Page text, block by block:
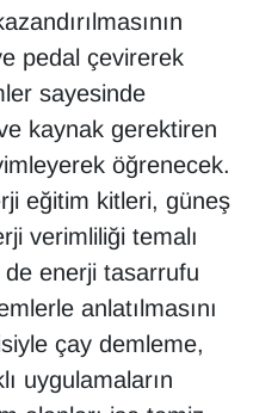
pedal çevirerek
sayesinde
kaynak gerektiren
öğrenecek.
eğitim kitleri, güneş
verimliliği temalı
enerji tasarrufu
anlatılmasını
çay demleme,
uygulamaların